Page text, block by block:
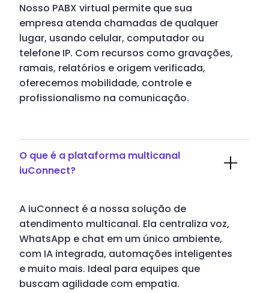
Nosso PABX virtual permite que sua
empresa atenda chamadas de qualquer
lugar, usando celular, computador ou
telefone IP. Com recursos como gravações,
ramais, relatórios e origem verificada,
oferecemos mobilidade, controle e
profissionalismo na comunicação.
O que é a plataforma multicanal
iuConnect?
A iuConnect é a nossa solução de
atendimento multicanal. Ela centraliza voz,
WhatsApp e chat em um único ambiente,
com IA integrada, automações inteligentes
e muito mais. Ideal para equipes que
buscam agilidade com empatia.